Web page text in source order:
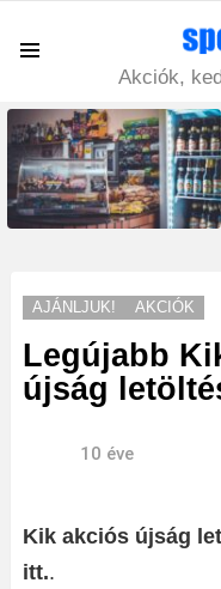
Akciók,
LATEST
STORIES
AJÁNLJUK! AKCIÓK
Legújabb
újság
10 éve
Kik akciós újság
itt..